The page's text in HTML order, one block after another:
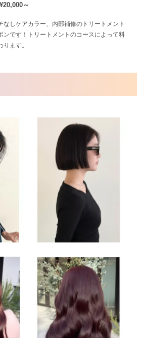
¥20,000～
なしケアカラー、内部補修のトリートメント
ンです！トリートメントのコースによって料
ります。